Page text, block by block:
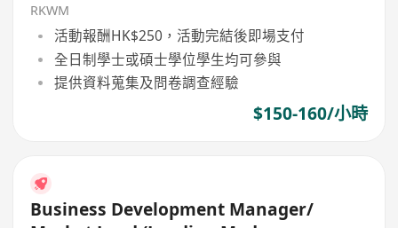
RKWM
活動報酬HK$250，活動完結後即場支付
全日制學士或碩士學位學生均可參與
提供資料蒐集及問卷調查經驗
$150-160/小時
Business Development Manager/